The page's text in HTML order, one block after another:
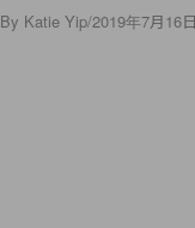
By Katie Yip/2019年7月16日